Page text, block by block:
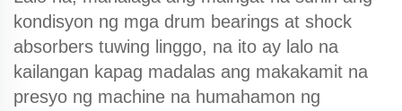
kondisyon ng mga drum bearings at shock
absorbers tuwing linggo, na ito ay lalo na
kailangan kapag madalas ang makakamit na
presyo ng machine na humahamon ng